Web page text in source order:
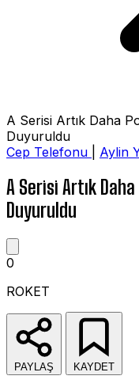
A Serisi Artık Daha
Duyuruldu
Cep Telefonu
Aylin
A Serisi Artık
Duyuruldu
0
ROKET
PAYLAŞ KAYDET